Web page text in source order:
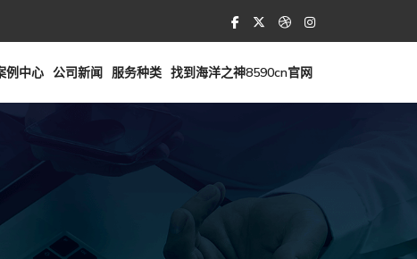
例中心 公司新闻 服务种类 找到海洋之神8590cn官网